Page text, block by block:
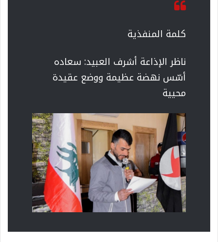
كلمة المنفذية
ناظر الإذاعة أشرف العبيد: سعاده
أسّس نهضة عظيمة ووضع عقيدة
محيية